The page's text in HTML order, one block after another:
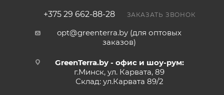
+375 29 662-88-28 ЗАКАЗАТЬ ЗВОНОК
opt@greenterra.by (для оптовых
заказов)
GreenTerra.by - офис и шоу-рум:
г.Минск, ул. Карвата, 89
Склад: ул.Карвата 89/2